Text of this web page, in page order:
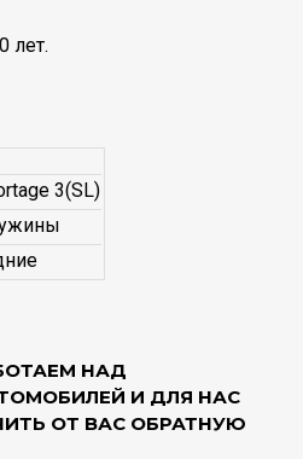
лет.
3(SL)
НАД
И ДЛЯ НАС
ОТ ВАС ОБРАТНУЮ